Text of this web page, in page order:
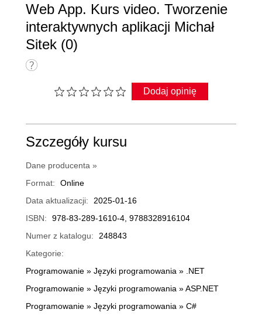
Web App. Kurs video. Tworzenie
interaktywnych aplikacji Michał
Sitek (0)
Dodaj opinię
Szczegóły kursu
Dane producenta »
Format:
Online
Data aktualizacji:
2025-01-16
ISBN:
978-83-289-1610-4, 9788328916104
Numer z katalogu:
248843
Kategorie:
Programowanie » Języki programowania » .NET
Programowanie » Języki programowania »ASP.NET
Programowanie » Języki programowania » C#